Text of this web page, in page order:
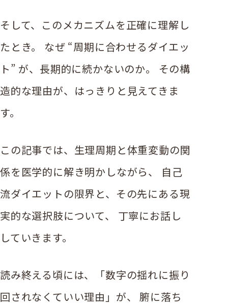
そして、このメカニズムを正確に理解し
たとき。 なぜ “周期に合わせるダイエッ
ト” が、長期的に続かないのか。 その構
造的な理由が、はっきりと見えてきま
す。
この記事では、生理周期と体重変動の関
係を医学的に解き明かしながら、 自己
流ダイエットの限界と、その先にある現
実的な選択肢について、 丁寧にお話し
していきます。
読み終える頃には、「数字の揺れに振り
回されなくていい理由」が、 腑に落ち